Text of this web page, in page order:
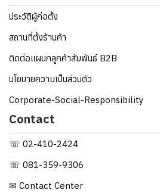
ประวัติผู้ก่อตั้ง
สถานที่ตั้งร้านค้า
ติดต่อแผนกลูกค้าสัมพันธ์ B2B
นโยบายความเป็นส่วนตัว
Corporate-Social-Responsibility
Contact
☏ 02-410-2424
☏ 081-359-9306
✉ Contact Center